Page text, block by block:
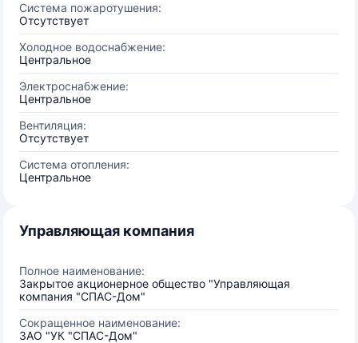
Система пожаротушения:
Отсутствует
Холодное водоснабжение:
Центральное
Электроснабжение:
Центральное
Вентиляция:
Отсутствует
Система отопления:
Центральное
Управляющая компания
Полное наименование:
Закрытое акционерное общество "Управляющая
компания "СПАС-Дом"
Сокращенное наименование:
ЗАО "УК "СПАС-Дом"